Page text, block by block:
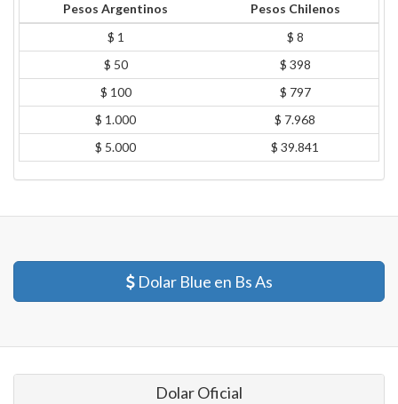
Pesos Argentinos
Pesos Chilenos
$ 1
$ 8
$ 50
$ 398
$ 100
$ 797
$ 1.000
$ 7.968
$ 5.000
$ 39.841
Dolar Blue en Bs As
Dolar Oficial